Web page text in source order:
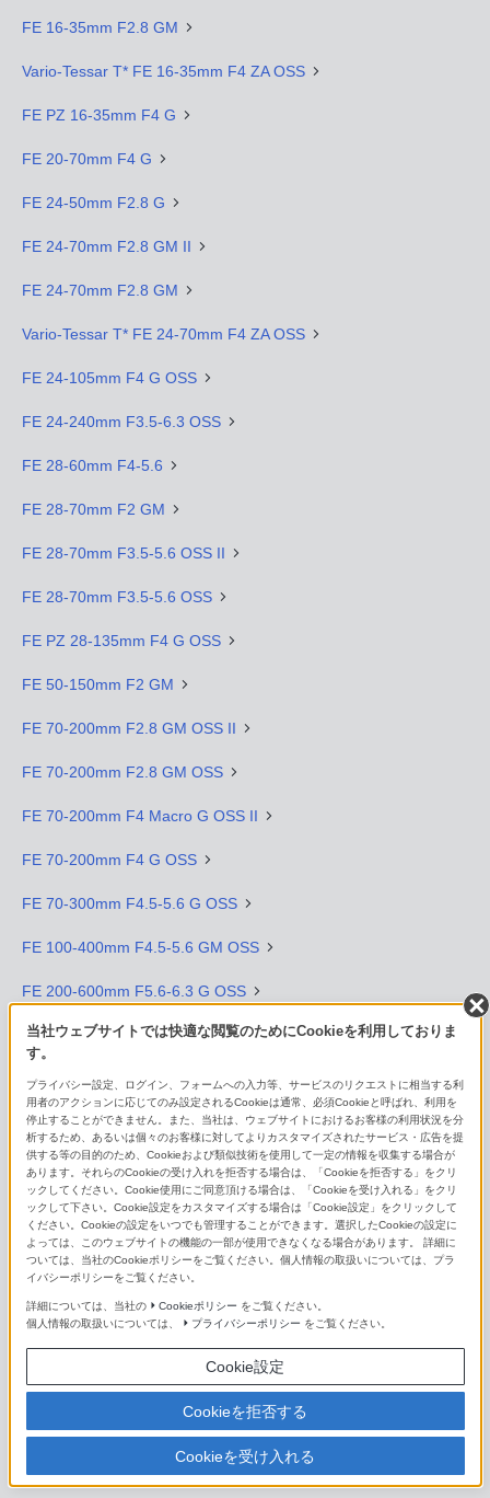
FE 16-35mm F2.8 GM
Vario-Tessar T* FE 16-35mm F4 ZA OSS
FE PZ 16-35mm F4 G
FE 20-70mm F4 G
FE 24-50mm F2.8 G
FE 24-70mm F2.8 GM II
FE 24-70mm F2.8 GM
Vario-Tessar T* FE 24-70mm F4 ZA OSS
FE 24-105mm F4 G OSS
FE 24-240mm F3.5-6.3 OSS
FE 28-60mm F4-5.6
FE 28-70mm F2 GM
FE 28-70mm F3.5-5.6 OSS II
FE 28-70mm F3.5-5.6 OSS
FE PZ 28-135mm F4 G OSS
FE 50-150mm F2 GM
FE 70-200mm F2.8 GM OSS II
FE 70-200mm F2.8 GM OSS
FE 70-200mm F4 Macro G OSS II
FE 70-200mm F4 G OSS
FE 70-300mm F4.5-5.6 G OSS
FE 100-400mm F4.5-5.6 GM OSS
FE 200-600mm F5.6-6.3 G OSS
FE 400-800mm F6.3-8 G OSS
E PZ 10-20mm F4 G
E PZ 16-50mm F3.5-5.6 OSS II
E 16-55mm F2.8 G
E PZ 18-105mm F4 G OSS
E PZ 18-110mm F4 G OSS
E 18-135mm F3.5-5.6 OSS
E PZ 18-200mm F3.5-6.3 OSS
E 55-210mm F4.5-6.3 OSS
E 70-350mm F4.5-6.3 G OSS
当社ウェブサイトでは快適な閲覧のためにCookieを利用しておりま
す。
プライバシー設定、ログイン、フォームへの入力等、サービスのリクエストに相当する利
用者のアクションに応じてのみ設定されるCookieは通常、必須Cookieと呼ばれ、利用を
停止することができません。また、当社は、ウェブサイトにおけるお客様の利用状況を分
析するため、あるいは個々のお客様に対してよりカスタマイズされたサービス・広告を提
供する等の目的のため、Cookieおよび類似技術を使用して一定の情報を収集する場合が
あります。それらのCookieの受け入れを拒否する場合は、「Cookieを拒否する」をクリ
ックしてください。Cookie使用にご同意頂ける場合は、「Cookieを受け入れる」をクリ
ックして下さい。Cookie設定をカスタマイズする場合は「Cookie設定」をクリックして
ください。Cookieの設定をいつでも管理することができます。選択したCookieの設定に
よっては、このウェブサイトの機能の一部が使用できなくなる場合があります。 詳細に
ついては、当社のCookieポリシーをご覧ください。個人情報の取扱いについては、プラ
イバシーポリシーをご覧ください。
詳細については、当社の Cookieポリシー をご覧ください。
個人情報の取扱いについては、
プライバシーポリシー をご覧ください。
Cookie設定
Cookieを拒否する
Cookieを受け入れる